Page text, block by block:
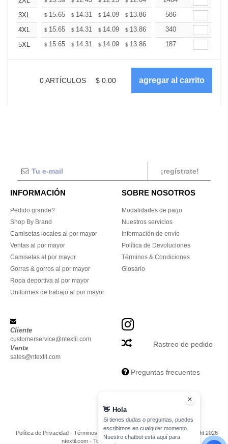
3XL
$ 15.65 $ 14.31 $ 14.09 $ 13.86 13.64
586
4XL
$ 15.65 $ 14.31 $ 14.09 $ 13.86 13.64
340
5XL
$ 15.65 $ 14.31 $ 14.09 $ 13.86 13.64
187
0ARTÍCULOS $ 0.00
¡regístrate!
INFORMACIÓN
Pedido grande?
Shop By Brand
Camisetas locales al por mayor
Ventas al por mayor
Camisetas al por mayor
Gorras & gorros al por mayor
Ropa deportiva al por mayor
Uniformes de trabajo al por mayor
SOBRE NOSOTROS
Modalidades de pago
Nuestros servicios
Información de envío
Política de Devoluciones
Términos & Condiciones
Glosario
Cliente
customerservice@ntextil.com
Venta
sales@ntextil.com
Rastreo de pedido
Preguntas frecuentes
Política de Privacidad - Términos y Condiciones Mapa del sitio
Copyright 2026
ntextil.com - Todos los derechos reservados
👋 Hola
Si tienes dudas o preguntas, puedes
escribirnos en cualquier momento.
Nuestro chatbot está aquí para